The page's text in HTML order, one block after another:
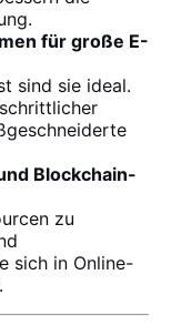
für große E-
sind sie ideal.
Blockchain-
zu
sich in Online-